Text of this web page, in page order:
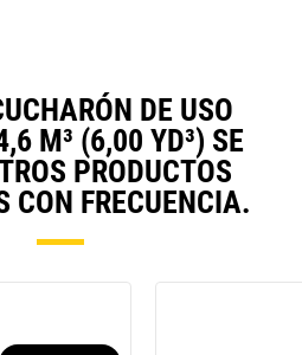
DE USO
M³ (6,00 YD³) SE
PRODUCTOS
CON FRECUENCIA.